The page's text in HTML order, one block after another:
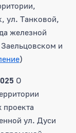
ул. Танковой,
железной
и
)
О
проекта
ул. Дуси